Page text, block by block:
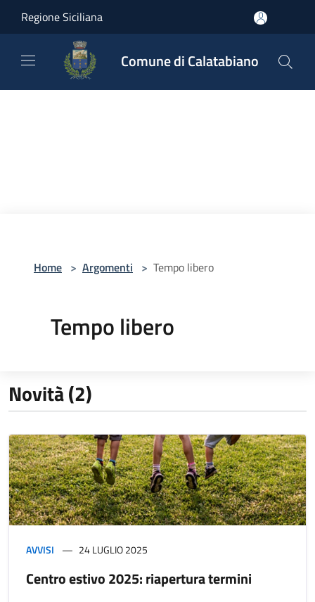
Regione Siciliana
Comune di Calatabiano
Home > Argomenti > Tempo libero
Tempo libero
Novità (2)
AVVISI 24 LUGLIO 2025
Centro estivo 2025: riapertura termini